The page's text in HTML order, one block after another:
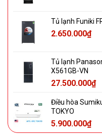
Tủ lạnh Funiki
2.650.000₫
Tủ lạnh
X561GB-VN
27.500.000₫
Điều hòa
TOKYO
5.900.000₫